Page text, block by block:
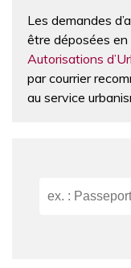
Les demandes
être déposées en
Autorisations
par courrier
au service